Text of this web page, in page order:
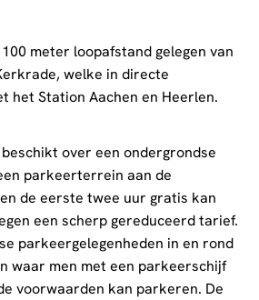
meter loopafstand gelegen van
welke in directe
het Station Aachen en Heerlen.
over een ondergrondse
parkeerterrein aan de
de eerste twee uur gratis kan
een scherp gereduceerd tarief.
parkeergelegenheden in en rond
waar men met een parkeerschijf
voorwaarden kan parkeren. De